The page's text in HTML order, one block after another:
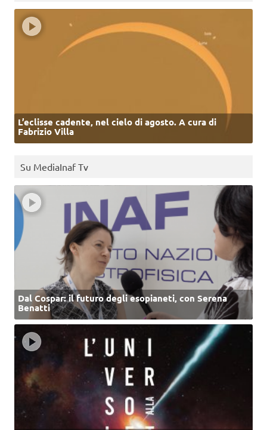
L’eclisse cadente, nel cielo di agosto. A cura di
Fabrizio Villa
Su MediaInaf Tv
Dal Cospar: il futuro degli esopianeti, con Serena
Benatti